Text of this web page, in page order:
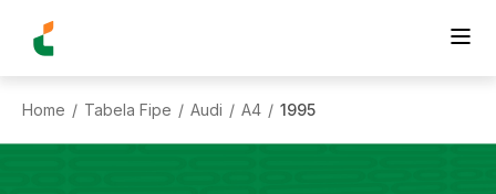
Home / Tabela Fipe / Audi / A4 / 1995